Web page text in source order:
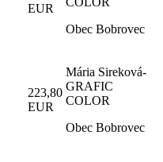
EUR
Obec Bobrovec
223,80
EUR
Mária Sireková-
GRAFIC
COLOR
Obec Bobrovec